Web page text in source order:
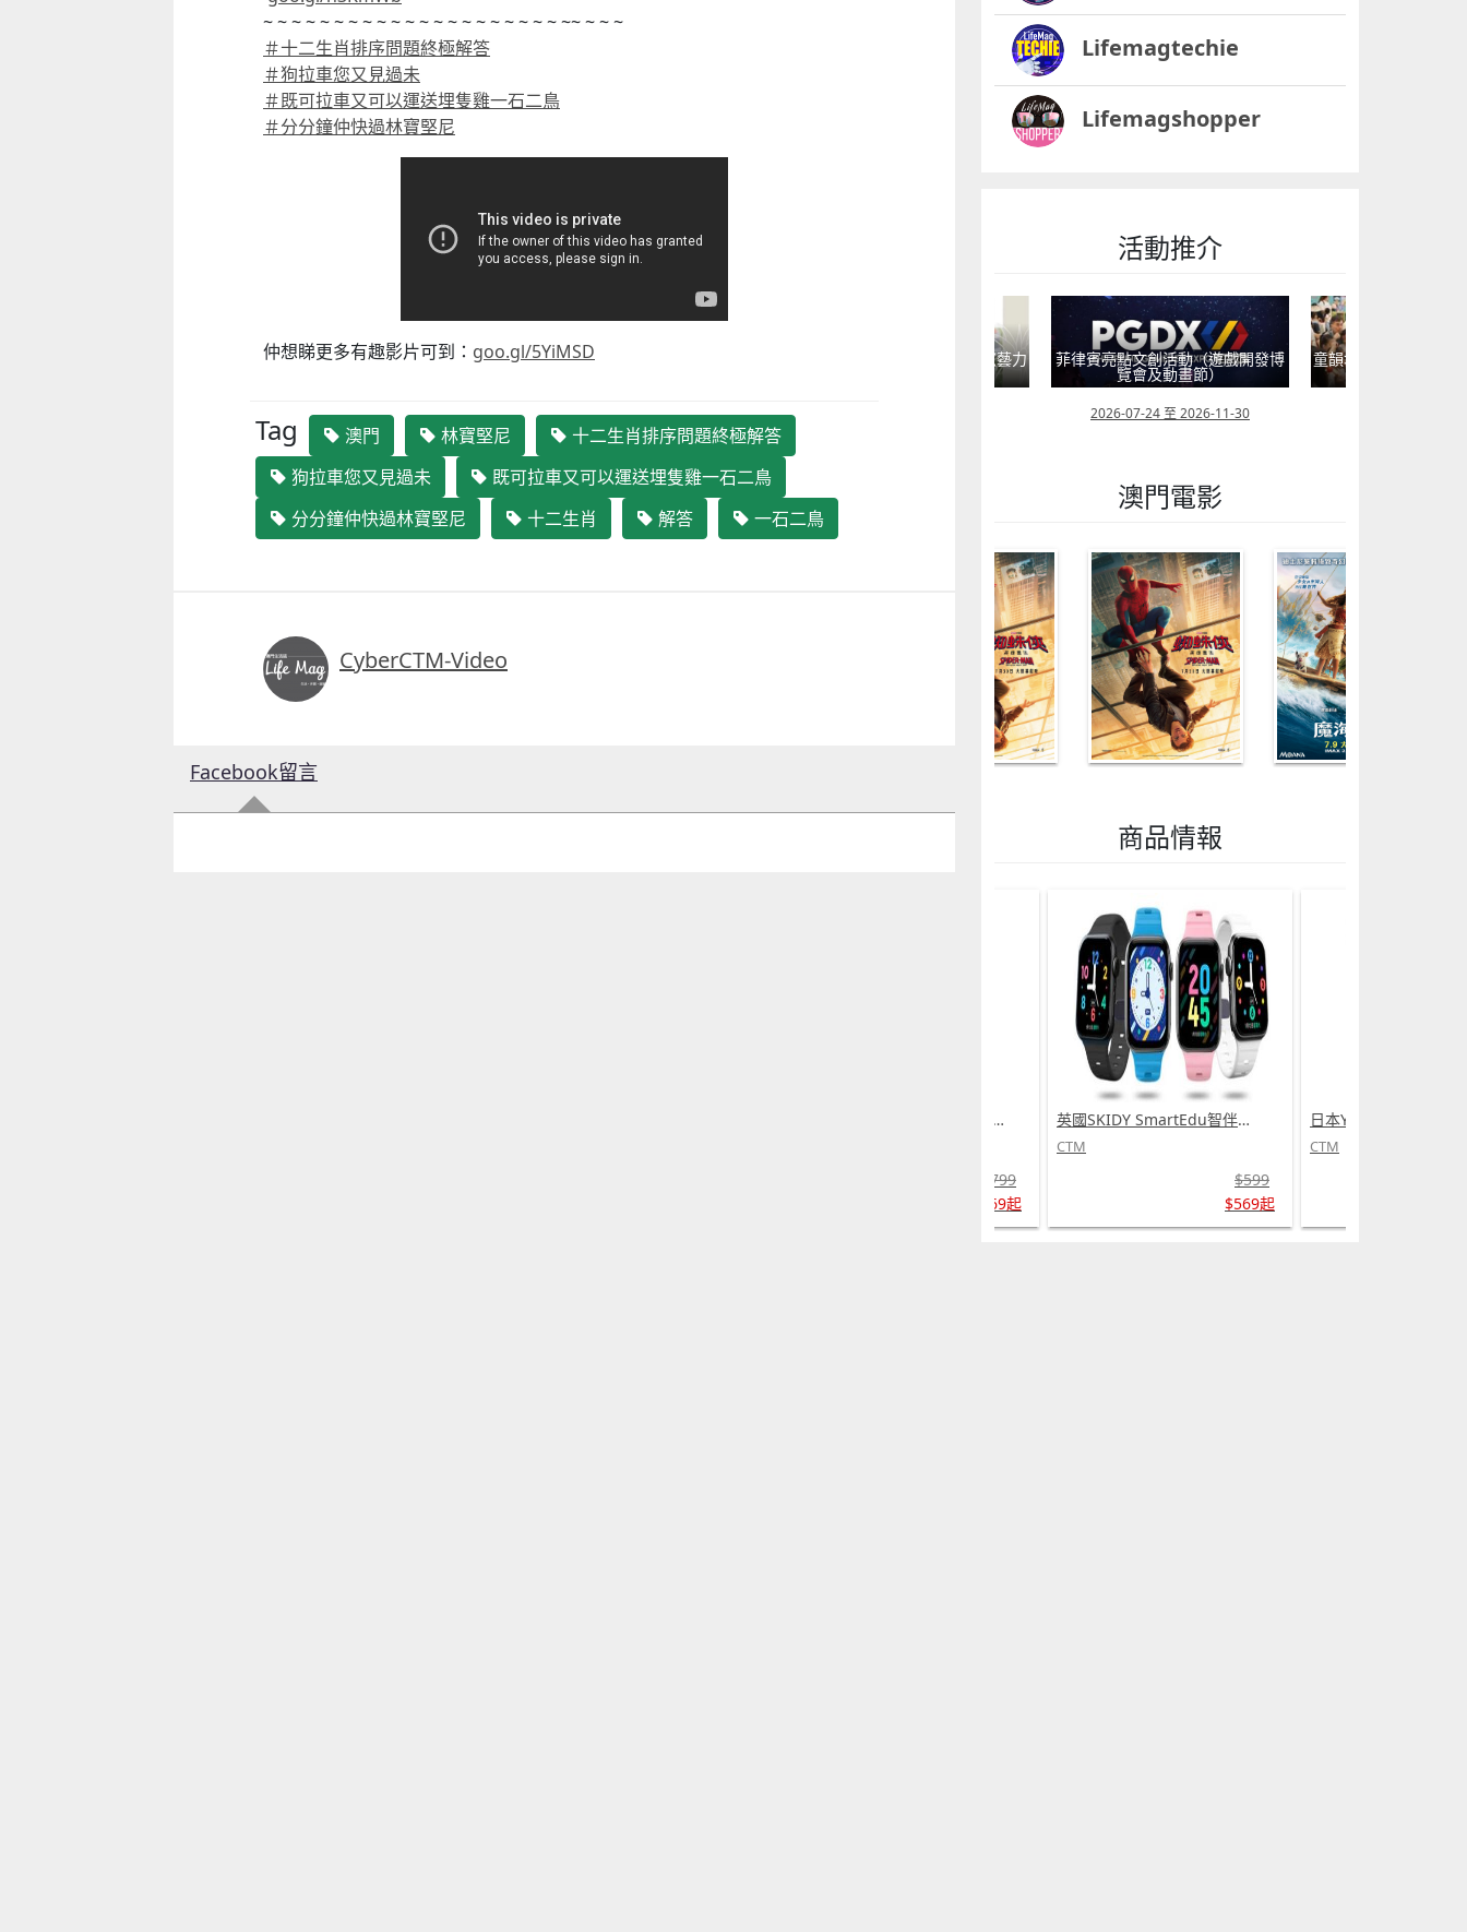
~ ~ ~ ~ ~ ~ ~ ~ ~ ~ ~ ~ ~ ~ ~ ~ ~ ~ ~ ~ ~ ~~ ~ ~ ~
＃十二生肖排序問題終極解答
＃狗拉車您又見過未
＃既可拉車又可以運送埋隻雞一石二鳥
＃分分鐘仲快過林寶堅尼
仲想睇更多有趣影片可到： goo.gl/5YiMSD
Tag 澳門 林寶堅尼
十二生肖排序問題終極解答
狗拉車您又見過未
既可拉車又可以運送埋隻雞一石二鳥
分分鐘仲快過林寶堅尼
十二生肖 解答 一石二鳥
CyberCTM-Video
Facebook留言
Lifemagtechie
Lifemagshopper
活動推介
童心探秘澳門的“中國第一”系列── 嬰幼兒親子閱讀推廣活動-嬰幼繪本
2026-07-11 至 2026-08-23
方舟澳門藝術學會呈獻2026《藝力
2026-08-02 至 2026-09-12
菲律賓亮點文創活動（遊戲開發博 童韻培育系列“星海星語・音樂啟蒙
工作坊”
2026-07-05 至 2026-08-09
澳門電影
商品情報
$569起
$669起